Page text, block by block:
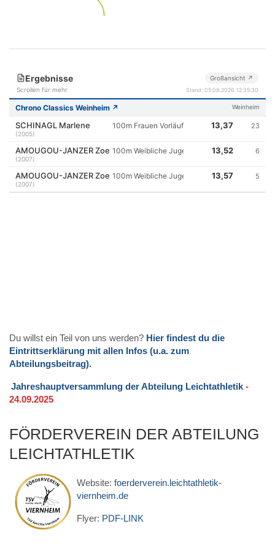
Du willst ein Teil von uns werden? Hier findest du die
Eintrittserklärung mit allen Infos (u.a. zum
Abteilungsbeitrag).
Jahreshauptversammlung der Abteilung Leichtathletik -
24.09.2025
FÖRDERVEREIN DER ABTEILUNG
LEICHTATHLETIK
Website: foerderverein.leichtathletik-
viernheim.de
Flyer: PDF-LINK